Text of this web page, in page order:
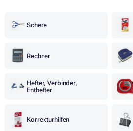
Schere
Rechner
Hefter, Verbinder,
Enthefter
Korrekturhilfen